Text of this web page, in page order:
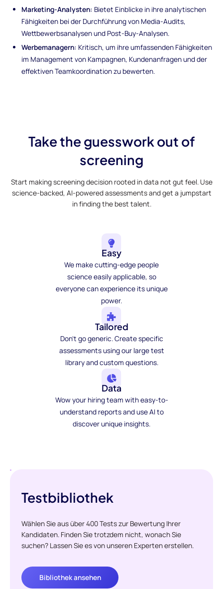
Marketing-Analysten: Bietet Einblicke in ihre analytischen
Fähigkeiten bei der Durchführung von Media-Audits,
Wettbewerbsanalysen und Post-Buy-Analysen.
Werbemanagern: Kritisch, um ihre umfassenden Fähigkeiten
im Management von Kampagnen, Kundenanfragen und der
effektiven Teamkoordination zu bewerten.
Take the guesswork out of
screening
Start making screening decision rooted in data not gut feel. Use
science-backed, AI-powered assessments and get a jumpstart
in finding the best talent.
Easy
We make cutting-edge people
science easily applicable, so
everyone can experience its unique
power.
Tailored
Don't go generic. Create specific
assessments using our large test
library and custom questions.
Data
Wow your hiring team with easy-to-
understand reports and use AI to
discover unique insights.
Testbibliothek
Wählen Sie aus über 400 Tests zur Bewertung Ihrer
Kandidaten. Finden Sie trotzdem nicht, wonach Sie
suchen? Lassen Sie es von unseren Experten erstellen.
Bibliothek ansehen